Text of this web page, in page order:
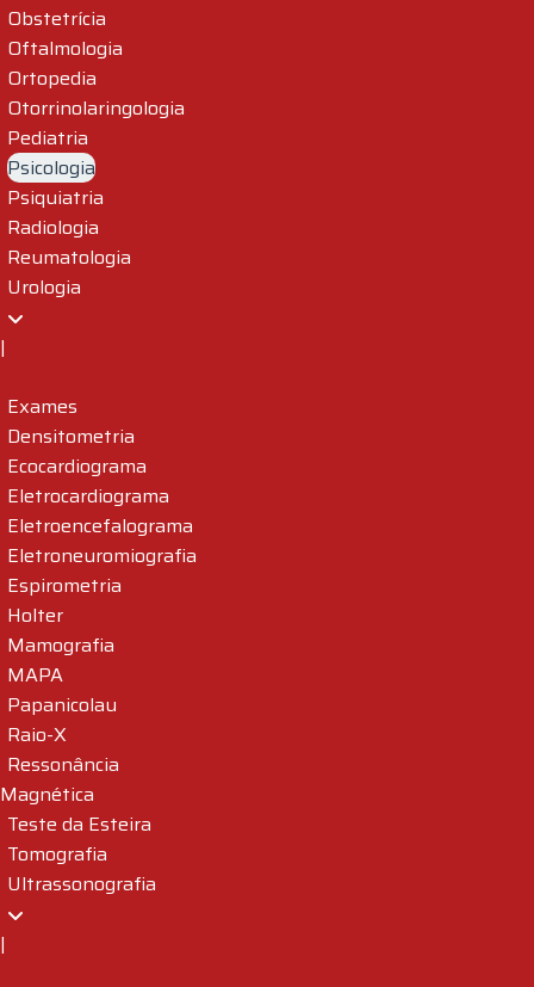
Obstetrícia
Oftalmologia
Ortopedia
Otorrinolaringologia
Pediatria
Psicologia
Psiquiatria
Radiologia
Reumatologia
Urologia
|
Exames
Densitometria
Ecocardiograma
Eletrocardiograma
Eletroencefalograma
Eletroneuromiografia
Espirometria
Holter
Mamografia
MAPA
Papanicolau
Raio-X
Ressonância
Magnética
Teste da Esteira
Tomografia
Ultrassonografia
|